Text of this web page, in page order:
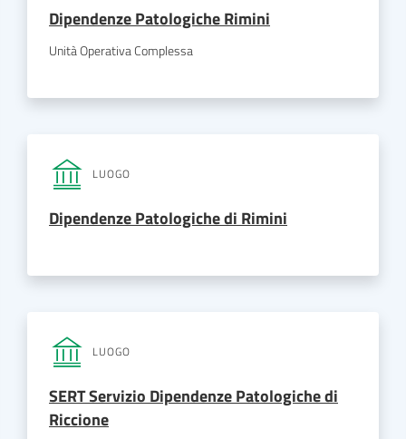
Dipendenze Patologiche Rimini
Unità Operativa Complessa
LUOGO
Dipendenze Patologiche di Rimini
LUOGO
SERT Servizio Dipendenze Patologiche di
Riccione